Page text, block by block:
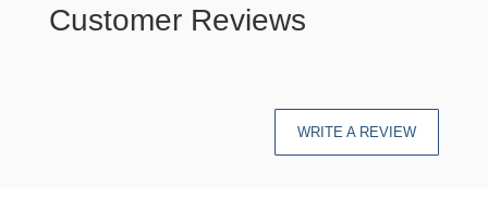
Customer Reviews
WRITE A REVIEW